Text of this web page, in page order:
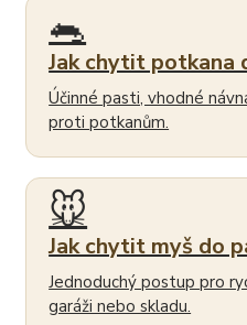
🐀
Jak chytit potkana
Účinné pasti, vhodné
proti potkanům.
🐭
Jak chytit myš do
Jednoduchý postup pro
garáži nebo skladu.